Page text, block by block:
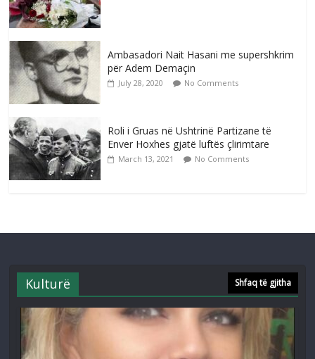
Ambasadori Nait Hasani me supershkrim
për Adem Demaçin
July 28, 2020 No Comments
Roli i Gruas në Ushtrinë Partizane të
Enver Hoxhes gjatë luftës çlirimtare
March 13, 2021 No Comments
Kulturë Shfaq të gjitha